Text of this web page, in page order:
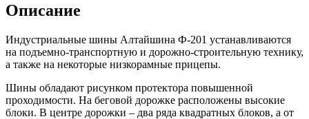
Описание
Индустриальные шины Алтайшина Ф-201 устанавливаются
на подъемно-транспортную и дорожно-строительную технику,
а также на некоторые низкорамные прицепы.
Шины обладают рисунком протектора повышенной
проходимости. На беговой дорожке расположены высокие
блоки. В центре дорожки – два ряда квадратных блоков, а от